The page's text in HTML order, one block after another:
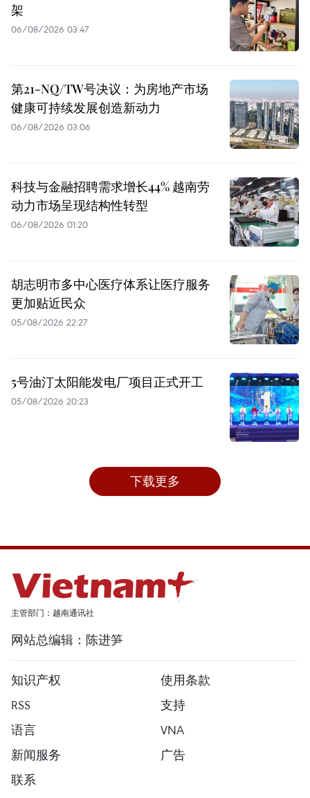
架
06/08/2026 03:47
第21-NQ/TW号决议：为房地产市场
健康可持续发展创造新动力
06/08/2026 03:06
科技与金融招聘需求增长44% 越南劳
动力市场呈现结构性转型
06/08/2026 01:20
胡志明市多中心医疗体系让医疗服务
更加贴近民众
05/08/2026 22:27
5号油汀太阳能发电厂项目正式开工
05/08/2026 20:23
下载更多
主管部门：越南通讯社
网站总编辑：陈进笋
知识产权
使用条款
RSS
支持
语言
VNA
新闻服务
广告
联系